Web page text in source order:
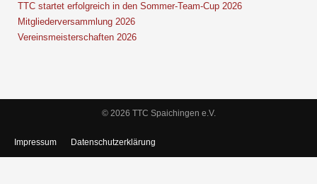
TTC startet erfolgreich in den Sommer-Team-Cup 2026
Mitgliederversammlung 2026
Vereinsmeisterschaften 2026
© 2026 TTC Spaichingen e.V.
Impressum Datenschutzerklärung